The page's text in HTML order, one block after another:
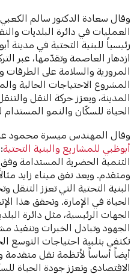
وقال سعادة الدكتور سالم
العمليات في دائرة البلديات
رئيسياً للبنية التحتية في مدينة
ازدهار العاصمة وتقدّمها، عبر
المرورية والسلامة على الطرقات
المشروع الاحتياجات الحالية
المدينة، ويعزز حركة النقل
الحياة للسكّان والنمو المستدام
وقال المهندس ميسرة محمود عيد،
أبوظبي للمشاريع والبنية التحتية:
التنمية الحضرية المستدامة
ومتقدم. ويعد نفق ميناء زايد
البنية التحتية التي تعزز التنقل
الحياة في الإمارة. وتحقق هذا
الجهات الرئيسية، مثل دائرة
الجهود وتبادل الخبرات وتنفيذ
نكتفي بتلبية احتياجات التوسع
أيضاً أساساً لأنظمة نقل متقدمة
الاقتصادي وتعزز جودة الحياة